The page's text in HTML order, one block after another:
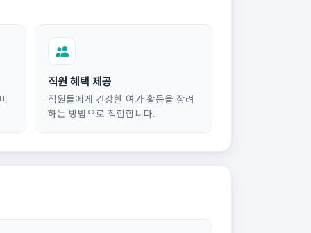
직원 혜택 제공
직원들에게 건강한 여가 활동을 장려
하는 방법으로 적합합니다.